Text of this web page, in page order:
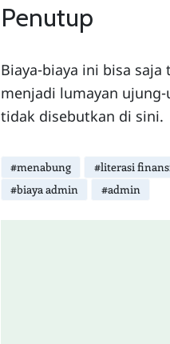
Penutup
Biaya-biaya ini bisa
menjadi lumayan
tidak disebutkan di sini.
#menabung #literasi
#biaya admin
#admin